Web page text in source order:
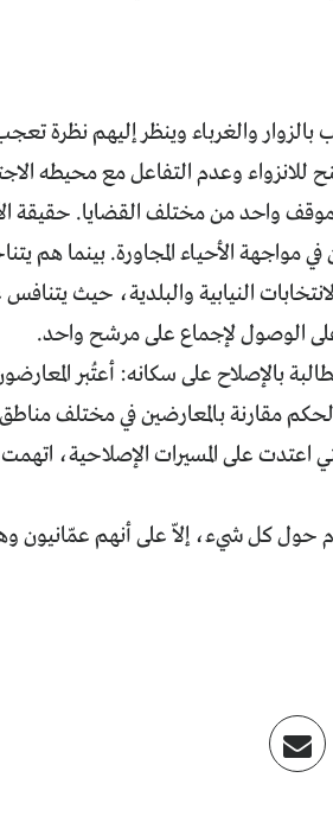
والغرباء وينظر إليهم نظرة
للانزواء وعدم التفاعل مع محيطه
واحد من مختلف القضايا. حقيقة
الأحياء المجاورة. بينما هم
النيابية والبلدية، حيث
الوصول لإجماع على مرشح واحد.
بالإصلاح على سكانه: أعتُبر
مقارنة بالمعارضين في مختلف
اعتدت على المسيرات الإصلاحية،
حول كل شيء، إلاّ على أنهم عمّانيون